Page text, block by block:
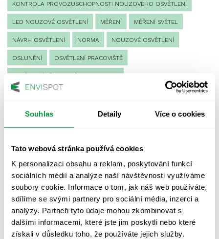
Souhlas Detaily Více o cookies
Tato webová stránka používá cookies
K personalizaci obsahu a reklam, poskytování funkcí
sociálních médií a analýze naší návštěvnosti využíváme
soubory cookie. Informace o tom, jak náš web používáte,
sdílíme se svými partnery pro sociální média, inzerci a
analýzy. Partneři tyto údaje mohou zkombinovat s
dalšími informacemi, které jste jim poskytli nebo které
získali v důsledku toho, že používáte jejich služby.
KONTROLA PROVOZUSCHOPNOSTI NOUZOVÉHO OSVĚTLENÍ
LED NOUZOVÉ OSVĚTLENÍ MĚŘENÍ MĚŘENÍ SVĚTEL
NÁVRH OSVĚTLENÍ NORMA NOUZOVÉ OSVĚTLENÍ
OSLUNĚNÍ OSVĚTLENÍ PRACOVIŠTĚ
OSVĚTLENÍ SPORTOVIŠŤ
PROTIPANICKÉ OSVĚTLENÍ
PROVOZNÍ DENÍK NOUZOVÉHO OSVĚTLENÍ
REVIZE NOUZOVÉHO OSVĚTLENÍ ŘÍZENÍ
UMĚLÉ OSVĚTLENÍ VEŘEJNÉ OSVĚTLENÍ
VÝPOČET OSVĚTLENÍ VÝPOČET ZASTÍNĚNÍ
VÝPOČTY A NÁVRHY ZASTÍNĚNÍ
ZKOUŠKY NOUZOVÉHO OSVĚTLENÍ